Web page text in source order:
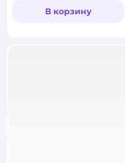
В корзину